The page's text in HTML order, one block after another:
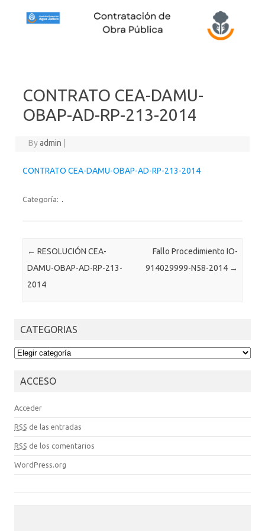
CONTRATO CEA-DAMU-
OBAP-AD-RP-213-2014
Byadmin
CONTRATO CEA-DAMU-OBAP-AD-RP-213-2014
Categoría:
Post navigation
← RESOLUCIÓN CEA-
DAMU-OBAP-AD-RP-213-
2014
Fallo Procedimiento IO-
914029999-N58-2014 →
CATEGORIAS
CATEGORIAS
ACCESO
Acceder
RSS de las entradas
RSS de los comentarios
WordPress.org